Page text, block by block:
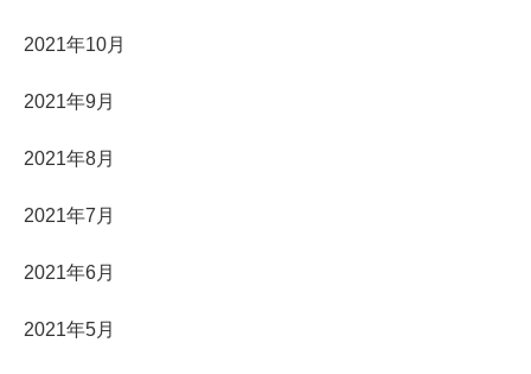
2021年10月
2021年9月
2021年8月
2021年7月
2021年6月
2021年5月